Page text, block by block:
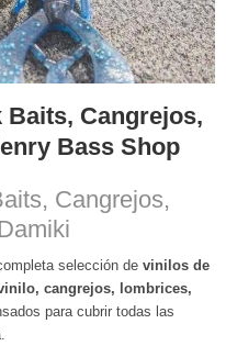
Cangrejos,
Bass Shop
Cangrejos,
selección de vinilos de
cangrejos, lombrices,
para cubrir todas las